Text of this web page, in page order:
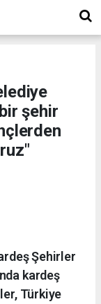
şehir
Şehirler
kardeş
Türkiye